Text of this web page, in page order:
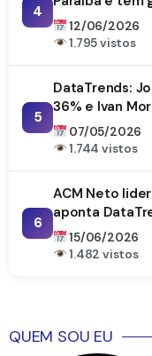
4
DataTrends
12/06/2026
1.795 vistos
5
DataTrends:
36% e Ivan
07/05/2026
1.744 vistos
6
ACM Neto
aponta
15/06/2026
1.482 vistos
QUEM SOU EU